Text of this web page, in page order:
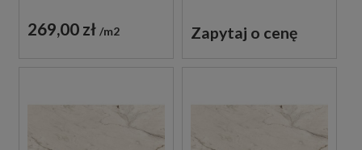
269,00 zł m2 Zapytaj o cenę